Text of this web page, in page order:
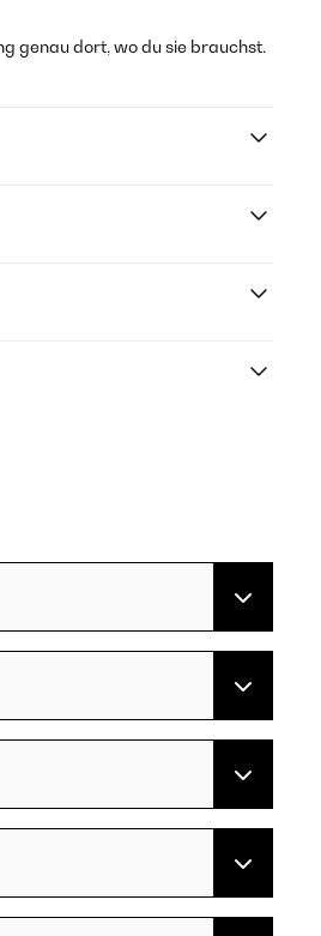
genau dort, wo du sie brauchst.